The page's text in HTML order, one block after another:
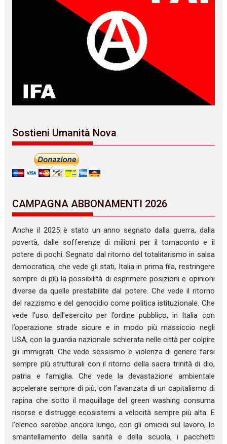
Sostieni Umanità Nova
CAMPAGNA ABBONAMENTI 2026
Anche il 2025 è stato un anno segnato dalla guerra, dalla
povertà, dalle sofferenze di milioni per il tornaconto e il
potere di pochi. Segnato dal ritorno del totalitarismo in salsa
democratica, che vede gli stati, Italia in prima fila, restringere
sempre di più la possibilità di esprimere posizioni e opinioni
diverse da quelle prestabilite dal potere. Che vede il ritorno
del razzismo e del genocidio come politica istituzionale. Che
vede l’uso dell’esercito per l’ordine pubblico, in Italia con
l’operazione strade sicure e in modo più massiccio negli
USA, con la guardia nazionale schierata nelle città per colpire
gli immigrati. Che vede sessismo e violenza di genere farsi
sempre più strutturali con il ritorno della sacra trinità di dio,
patria e famiglia. Che vede la devastazione ambientale
accelerare sempre di più, con l’avanzata di un capitalismo di
rapina che sotto il maquillage del green washing consuma
risorse e distrugge ecosistemi a velocità sempre più alta. E
l’elenco sarebbe ancora lungo, con gli omicidi sul lavoro, lo
smantellamento della sanità e della scuola, i pacchetti